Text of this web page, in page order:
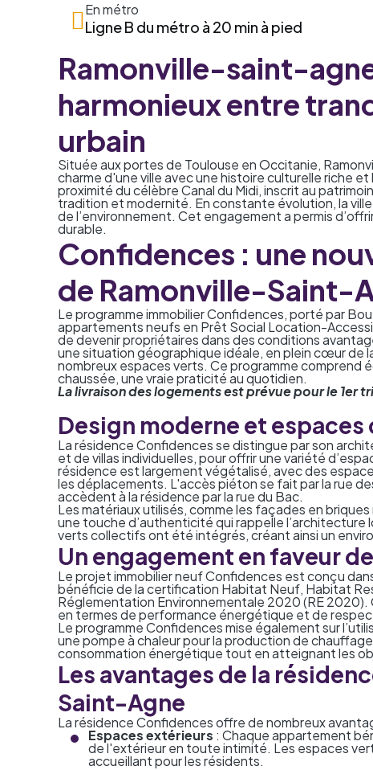
En métro
Ligne B du métro à 20 min à pied
Ramonville-saint-
harmonieux entre
urbain
Située aux portes de Toulouse en Occitanie,
charme d'une ville avec une histoire culturelle riche
proximité du célèbre Canal du Midi, inscrit au
tradition et modernité. En constante évolution, la
de l’environnement. Cet engagement a permis
durable.
Confidences : une
de Ramonville-Saint-
Le programme immobilier Confidences, porté par
appartements neufs en Prêt Social Location-
de devenir propriétaires dans des conditions
une situation géographique idéale, en plein cœur de
nombreux espaces verts. Ce programme
chaussée, une vraie praticité au quotidien.
La livraison des logements est prévue pour le 1er
Design moderne et espaces
La résidence Confidences se distingue par son
et de villas individuelles, pour offrir une variété
résidence est largement végétalisé, avec des
les déplacements. L'accès piéton se fait par la rue
accèdent à la résidence par la rue du Bac.
Les matériaux utilisés, comme les façades en
une touche d’authenticité qui rappelle l’architecture
verts collectifs ont été intégrés, créant ainsi un
Un engagement en faveur
Le projet immobilier neuf Confidences est conçu
bénéficie de la certification Habitat Neuf, Habitat
Réglementation Environnementale 2020 (RE 2020).
en termes de performance énergétique et de
Le programme Confidences mise également sur
une pompe à chaleur pour la production de
consommation énergétique tout en atteignant les
Les avantages de la
Saint-Agne
La résidence Confidences offre de nombreux
Espaces extérieurs : Chaque appartement
de l'extérieur en toute intimité. Les espaces
accueillant pour les résidents.